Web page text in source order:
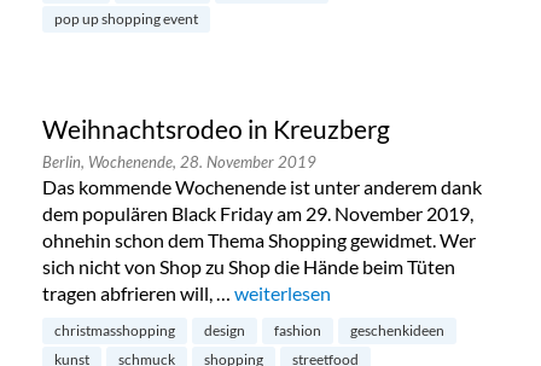
pop up shopping event
Weihnachtsrodeo in Kreuzberg
Berlin, Wochenende, 28. November 2019
Das kommende Wochenende ist unter anderem dank
dem populären Black Friday am 29. November 2019,
ohnehin schon dem Thema Shopping gewidmet. Wer
sich nicht von Shop zu Shop die Hände beim Tüten
tragen abfrieren will, … „Weihnachtsrodeo in Kreuzberg“
weiterlesen
christmasshopping design fashion
geschenkideen
kunst
schmuck shopping
streetfood